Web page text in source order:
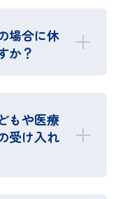
場合に休
か？
もや医療
受け入れ